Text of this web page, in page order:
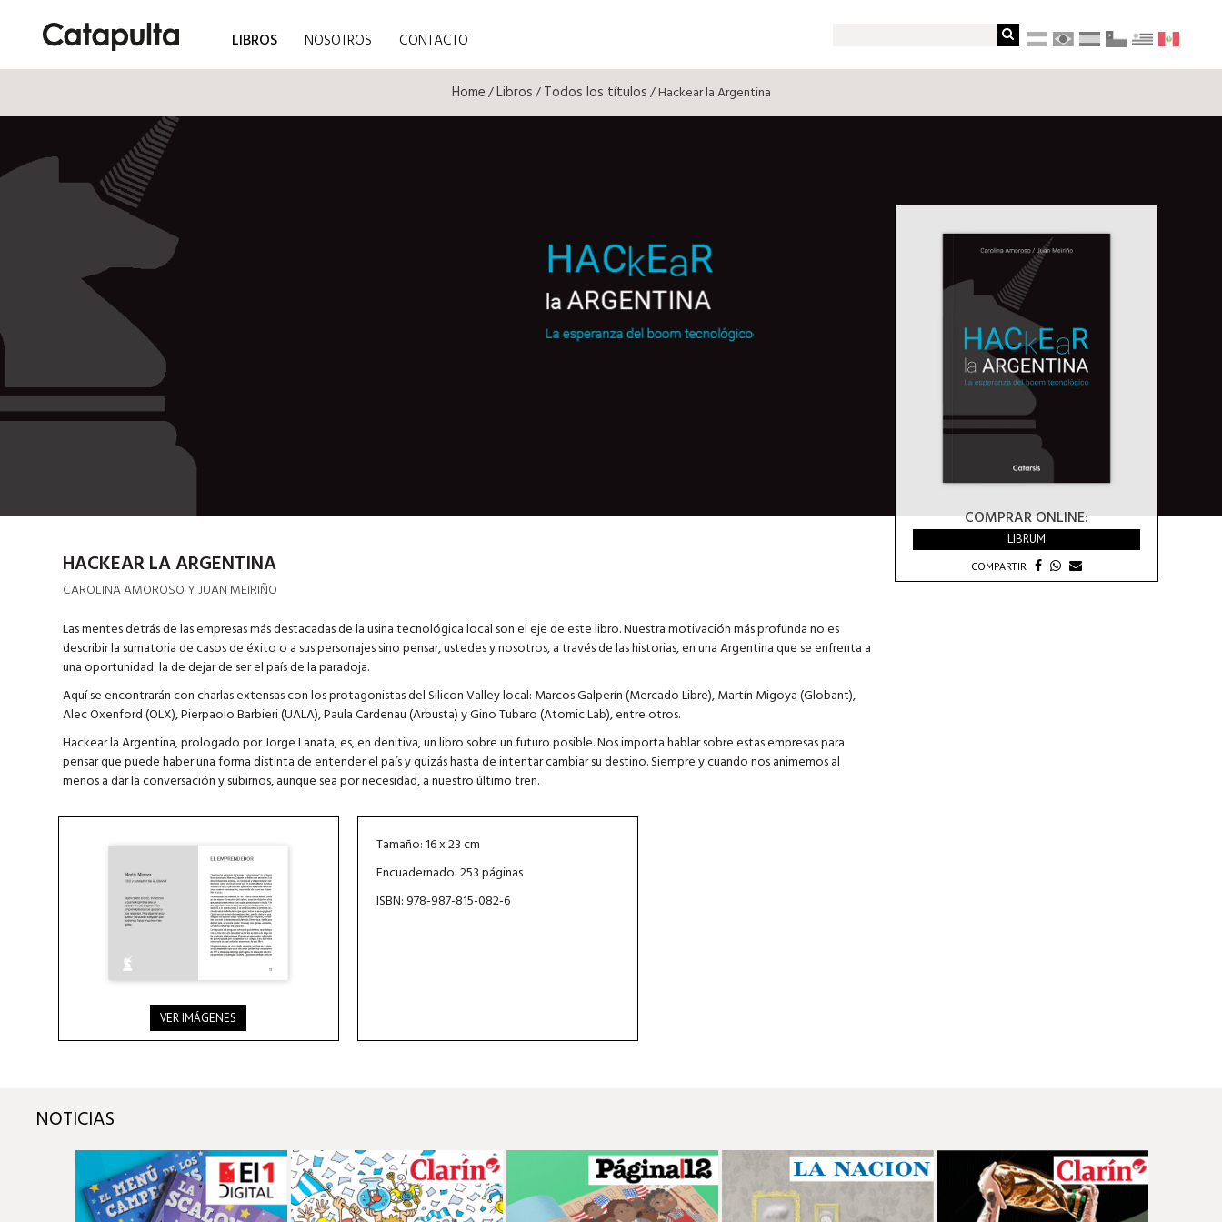
LIBROS NOSOTROS CONTACTO
Home/Libros/Todos los títulos/ Hackear la Argentina
COMPRAR ONLINE:
LIBRUM
COMPARTIR
HACKEAR LA ARGENTINA
CAROLINA AMOROSO Y JUAN MEIRIÑO
Las mentes detrás de las empresas más destacadas de la usina tecnológica local son el eje de este libro. Nuestra motivación más profunda no es
describir la sumatoria de casos de éxito o a sus personajes sino pensar, ustedes y nosotros, a través de las historias, en una Argentina que se enfrenta a
una oportunidad: la de dejar de ser el país de la paradoja.
Aquí se encontrarán con charlas extensas con los protagonistas del Silicon Valley local: Marcos Galperín (Mercado Libre), Martín Migoya (Globant),
Alec Oxenford (OLX), Pierpaolo Barbieri (UALA), Paula Cardenau (Arbusta) y Gino Tubaro (Atomic Lab), entre otros.
Hackear la Argentina, prologado por Jorge Lanata, es, en denitiva, un libro sobre un futuro posible. Nos importa hablar sobre estas empresas para
pensar que puede haber una forma distinta de entender el país y quizás hasta de intentar cambiar su destino. Siempre y cuando nos animemos al
menos a dar la conversación y subirnos, aunque sea por necesidad, a nuestro último tren.
VER IMÁGENES
Tamaño: 16 x 23 cm
Encuadernado: 253 páginas
ISBN: 978-987-815-082-6
NOTICIAS